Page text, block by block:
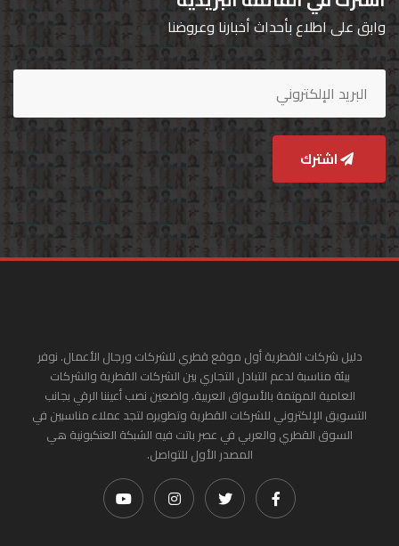
وابق على اطلاع بأحداث أخبارنا وعروضنا
اشترك
دليل شركات القطرية أول موقع قطري للشركات ورجال الأعمال. نوفر
بيئة مناسبة لدعم التبادل التجاري بين الشركات القطرية والشركات
العامية المهتمة بالأسواق العربية. واضعين نصب أعيننا الرقي بجانب
التسويق الإلكتروني للشركات القطرية وتطويره لتجد عملاء مناسبين في
السوق القطري والعربي في عصر باتت فيه الشبكة العنكبونية هي
المصدر الأول للتواصل.